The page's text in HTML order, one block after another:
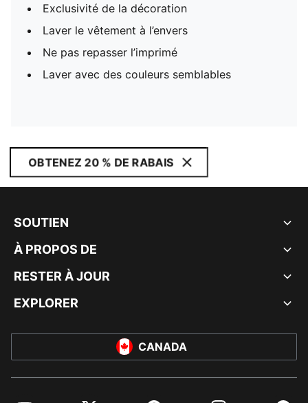
Exclusivité de la décoration
Laver le vêtement à l’envers
Ne pas repasser l’imprimé
Laver avec des couleurs semblables
OBTENEZ 20 % DE RABAIS
SOUTIEN
À PROPOS DE
RESTER À JOUR
EXPLORER
CANADA